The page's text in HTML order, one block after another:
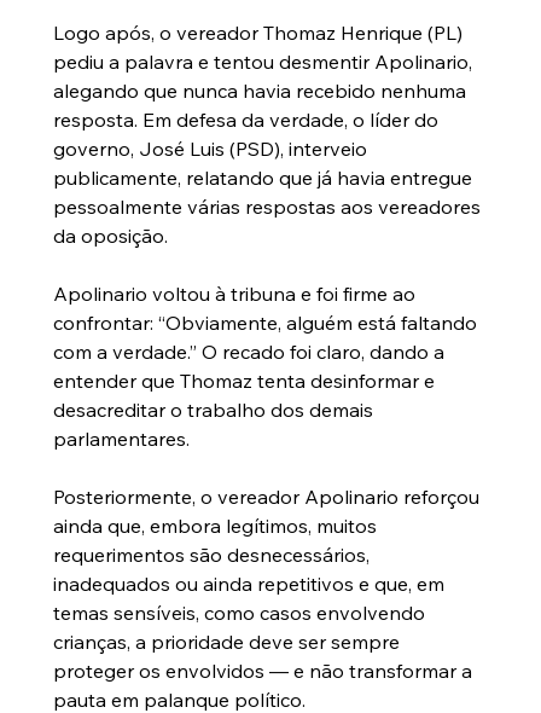
Logo após, o vereador Thomaz Henrique (PL)
pediu a palavra e tentou desmentir Apolinario,
alegando que nunca havia recebido nenhuma
resposta. Em defesa da verdade, o líder do
governo, José Luis (PSD), interveio
publicamente, relatando que já havia entregue
pessoalmente várias respostas aos vereadores
da oposição.
Apolinario voltou à tribuna e foi firme ao
confrontar: “Obviamente, alguém está faltando
com a verdade.” O recado foi claro, dando a
entender que Thomaz tenta desinformar e
desacreditar o trabalho dos demais
parlamentares.
Posteriormente, o vereador Apolinario reforçou
ainda que, embora legítimos, muitos
requerimentos são desnecessários,
inadequados ou ainda repetitivos e que, em
temas sensíveis, como casos envolvendo
crianças, a prioridade deve ser sempre
proteger os envolvidos — e não transformar a
pauta em palanque político.